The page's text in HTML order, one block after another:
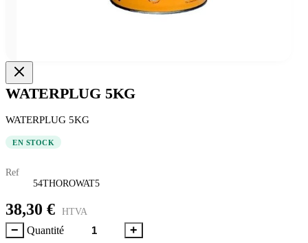
WATERPLUG 5KG
WATERPLUG 5KG
EN STOCK
Ref
54THOROWAT5
38,30 € HTVA
− Quantité +